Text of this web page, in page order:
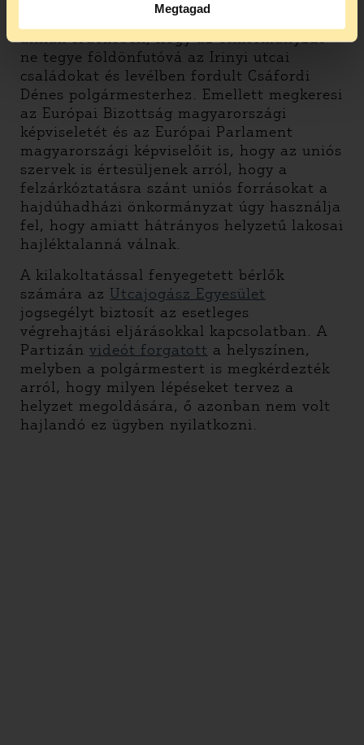
Megtagad
levélküldő kampányt indított
annak érdekében, hogy az önkormányzat
ne tegye földönfutóvá az Irinyi utcai
családokat és levélben fordult Csáfordi
Dénes polgármesterhez. Emellett megkeresi
az Európai Bizottság magyarországi
képviseletét és az Európai Parlament
magyarországi képviselőit is, hogy az uniós
szervek is értesüljenek arról, hogy a
felzárkóztatásra szánt uniós forrásokat a
hajdúhadházi önkormányzat úgy használja
fel, hogy amiatt hátrányos helyzetű lakosai
hajléktalanná válnak.
A kilakoltatással fenyegetett bérlők
számára az Utcajogász Egyesület
jogsegélyt biztosít az esetleges
végrehajtási eljárásokkal kapcsolatban. A
Partizán videót forgatott a helyszínen,
melyben a polgármestert is megkérdezték
arról, hogy milyen lépéseket tervez a
helyzet megoldására, ő azonban nem volt
hajlandó ez ügyben nyilatkozni.